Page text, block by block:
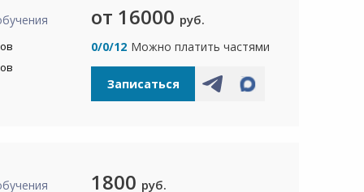
от 16000 руб.
0/0/12 Можно платить частями
Записаться
1800 руб.